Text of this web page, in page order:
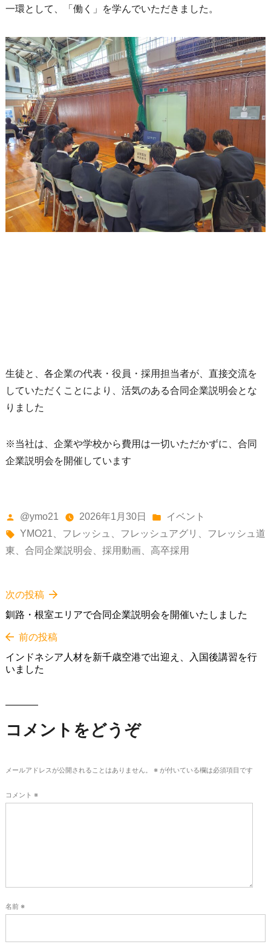
企
業
説
明
会
を
催
い
し
ま
一環として、「働く」を学んでいただきました。
生徒と、各企業の代表・役員・採用担当者が、直接交流を
していただくことにより、活気のある合同企業説明会とな
りました
※当社は、企業や学校から費用は一切いただかずに、合同
企業説明会を開催しています
投
稿
者:
@ymo21 2026年1月30日
カ
テ
ゴ
イベント
タ
グ:
YMO21 フレッシュ フレッシュアグリ
フレッシュ道
東
合同企業説明会 採用動画、 高卒採用
投
稿
ナ
シ
ョ
前の投稿前
投
インドネシア人材を新千歳空港で出迎え、入国後講習を行
いました
次の投稿
次
投
釧路・根室エリアで合同企業説明会を開催いたしました
コメントをどうぞ
メールアドレスが公開されることはありません。 ※が付いている欄は必須項目です
コメント ※
名前 ※